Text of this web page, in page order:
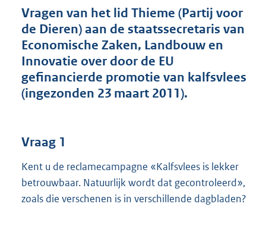
d
s
g
r
o
t
K
b
Vragen van het lid Thieme (Partij voor
de Dieren) aan de staatssecretaris van
Economische Zaken, Landbouw en
Innovatie over door de EU
gefinancierde promotie van kalfsvlees
(ingezonden 23 maart 2011).
Vraag 1
Kent u de reclamecampagne «Kalfsvlees is lekker
betrouwbaar. Natuurlijk wordt dat gecontroleerd»,
zoals die verschenen is in verschillende dagbladen?